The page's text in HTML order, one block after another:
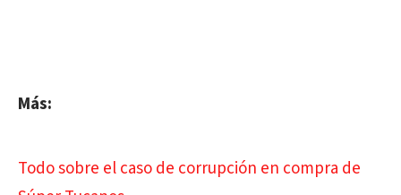
Más:
Todo sobre el caso de corrupción en compra de